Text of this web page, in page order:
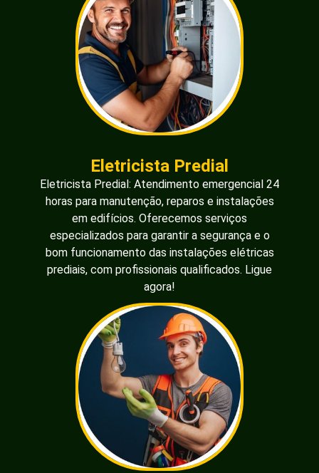
Eletricista Predial
Eletricista Predial: Atendimento emergencial 24
horas para manutenção, reparos e instalações
em edifícios. Oferecemos serviços
especializados para garantir a segurança e o
bom funcionamento das instalações elétricas
prediais, com profissionais qualificados. Ligue
agora!